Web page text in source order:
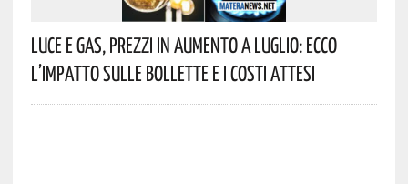
Luce E Gas, Prezzi In Aumento A Luglio: Ecco
L’impatto Sulle Bollette E I Costi Attesi